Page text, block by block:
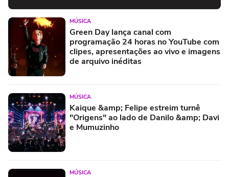
MÚSICA
Green Day lança canal com
programação 24 horas no YouTube com
clipes, apresentações ao vivo e imagens
de arquivo inéditas
MÚSICA
Kaique &amp; Felipe estreim turnê
"Origens" ao lado de Danilo &amp; Davi
e Mumuzinho
MÚSICA